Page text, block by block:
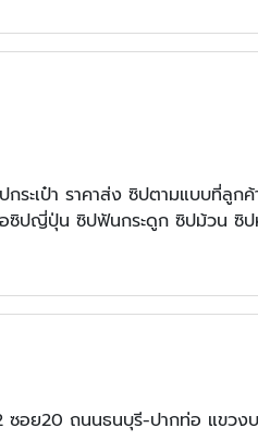
กระเป๋า ราคาส่ง ซิปตามแบบที่
ปญี่ปุ่น ซิปฟันกระดูก ซิปม้วน ซิ
ซอย20 ถนนธนบุรี-ปากท่อ แขว